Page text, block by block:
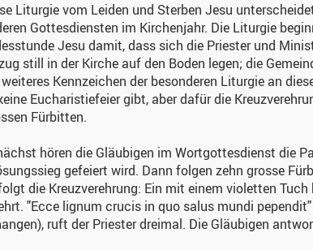
Liturgie vom Leiden und Sterben Jesu
Gottesdiensten im Kirchenjahr. Die Liturgie
Jesu damit, dass sich die Priester und
still in der Kirche auf den Boden legen; die
Kennzeichen der besonderen Liturgie an
Eucharistiefeier gibt, aber dafür die
Fürbitten.
hören die Gläubigen im Wortgottesdienst die
gefeiert wird. Dann folgen zehn grosse
die Kreuzverehrung: Ein mit einem violetten
"Ecce lignum crucis in quo salus mundi
ruft der Priester dreimal. Die Gläubigen